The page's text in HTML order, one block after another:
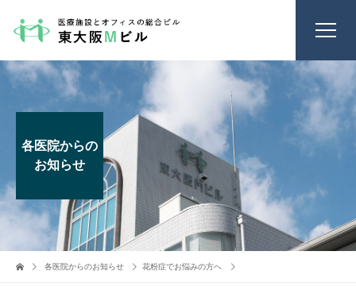
各医院からの
お知らせ
各医院からのお知らせ 花粉症でお悩みの方へ